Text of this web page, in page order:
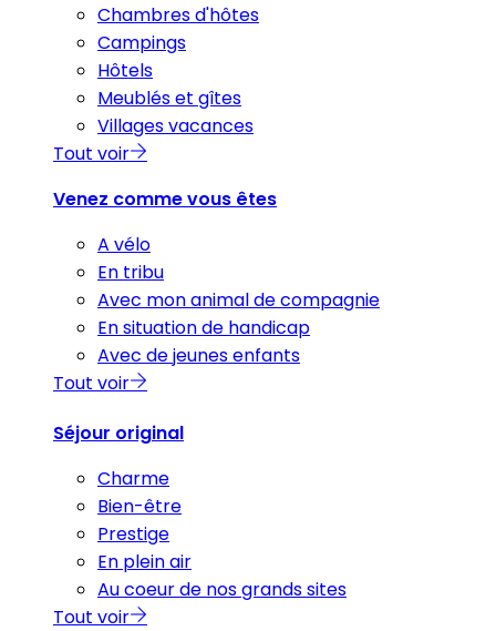
Chambres d'hôtes
Campings
Hôtels
Meublés et gîtes
Villages vacances
Tout voir
Venez comme vous êtes
A vélo
En tribu
Avec mon animal de compagnie
En situation de handicap
Avec de jeunes enfants
Tout voir
Séjour original
Charme
Bien-être
Prestige
En plein air
Au coeur de nos grands sites
Tout voir